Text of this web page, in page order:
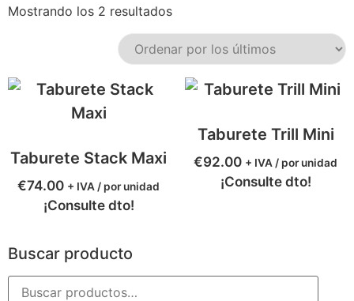
Buscar producto
Mostrando los 2 resultados
Taburete Stack Maxi
€74.00 + IVA / por unidad
¡Consulte dto!
Taburete Trill Mini
€92.00 + IVA / por unidad
¡Consulte dto!